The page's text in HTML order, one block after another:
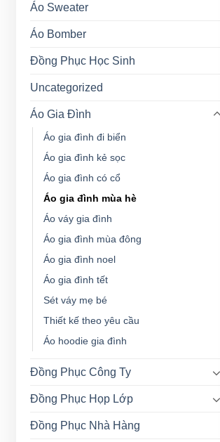
Áo Sweater
Áo Bomber
Đồng Phục Học Sinh
Uncategorized
Áo Gia Đình
Áo gia đình đi biển
Áo gia đình kẻ sọc
Áo gia đình có cổ
Áo gia đình mùa hè
Áo váy gia đình
Áo gia đình mùa đông
Áo gia đình noel
Áo gia đình tết
Sét váy mẹ bé
Thiết kế theo yêu cầu
Áo hoodie gia đình
Đồng Phục Công Ty
Đồng Phục Họp Lớp
Đồng Phục Nhà Hàng